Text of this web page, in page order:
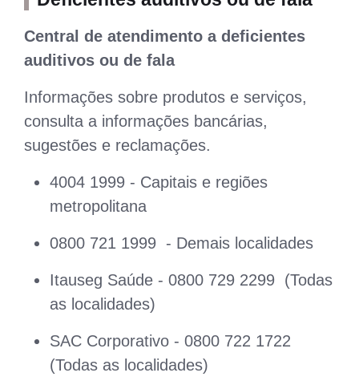
Central de atendimento a deficientes
auditivos ou de fala
Informações sobre produtos e serviços,
consulta a informações bancárias,
sugestões e reclamações.
4004 1999 - Capitais e regiões
metropolitana
0800 721 1999 - Demais localidades
Itauseg Saúde - 0800 729 2299 (Todas
as localidades)
SAC Corporativo - 0800 722 1722
(Todas as localidades)